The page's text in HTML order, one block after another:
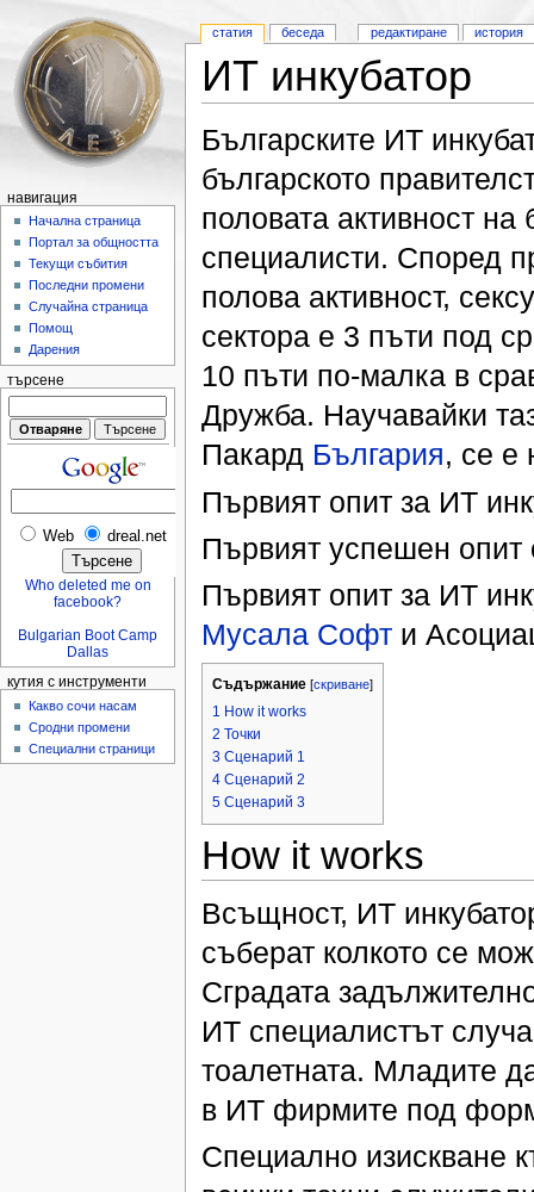
ИТ инкубатор
Българските ИТ
българското
половата активност на
специалисти. Според
полова активност,
сектора е 3 пъти под
10 пъти по-малка в
Дружба. Научавайки
Пакард България, се е
Първият опит за ИТ
Първият успешен опит
Първият опит за ИТ
Мусала Софти
Съдържание [скриване]
1 How it works
2 Точки
3 Сценарий 1
4 Сценарий 2
5 Сценарий 3
How it works
Всъщност, ИТ
съберат колкото се
Сградата
ИТ специалистът
тоалетната. Младите
в ИТ фирмите под
Специално изискване
статия беседа редактиране история
навигация
Начална страница
Портал за общността
Текущи събития
Последни промени
Случайна страница
Помощ
Дарения
търсене
Web dreal.net
Who deleted me on
facebook?
Bulgarian Boot Camp
Dallas
кутия с инструменти
Какво сочи насам
Сродни промени
Специални страници